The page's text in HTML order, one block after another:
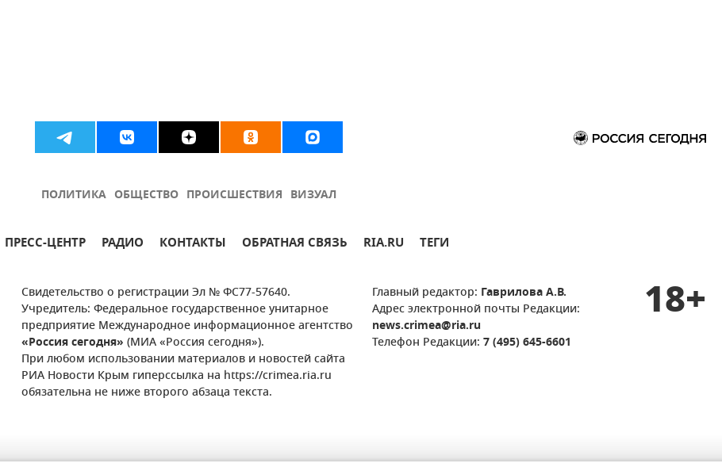
ПОЛИТИКА ОБЩЕСТВО ПРОИСШЕСТВИЯ ВИЗУАЛ
ПРЕСС-ЦЕНТР РАДИО КОНТАКТЫ ОБРАТНАЯ СВЯЗЬ RIA.RU ТЕГИ
Свидетельство о регистрации Эл № ФС77-57640.
Учредитель: Федеральное государственное унитарное
предприятие Международное информационное агентство
«Россия сегодня» (МИА «Россия сегодня»).
При любом использовании материалов и новостей сайта
РИА Новости Крым гиперссылка на https://crimea.ria.ru
обязательна не ниже второго абзаца текста.
Главный редактор: Гаврилова А.В.
Адрес электронной почты Редакции:
news.crimea@ria.ru
Телефон Редакции: 7 (495) 645-6601
18+